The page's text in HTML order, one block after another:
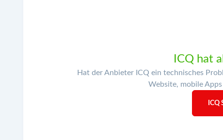
ICQ hat
Hat der Anbieter ICQ ein technisches
Website, mobile
ICQ